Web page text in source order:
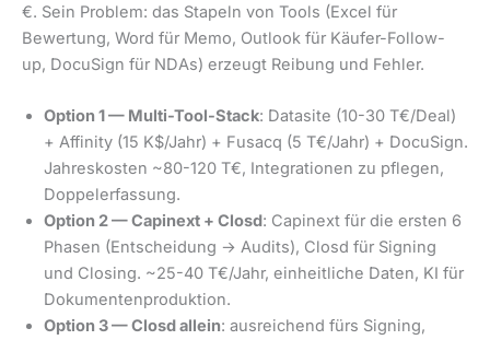
€. Sein Problem: das Stapeln von Tools (Excel für
Bewertung, Word für Memo, Outlook für Käufer-Follow-
up, DocuSign für NDAs) erzeugt Reibung und Fehler.
Option 1 — Multi-Tool-Stack: Datasite (10-30 T€/Deal)
+ Affinity (15 K$/Jahr) + Fusacq (5 T€/Jahr) + DocuSign.
Jahreskosten ~80-120 T€, Integrationen zu pflegen,
Doppelerfassung.
Option 2 — Capinext + Closd: Capinext für die ersten 6
Phasen (Entscheidung → Audits), Closd für Signing
und Closing. ~25-40 T€/Jahr, einheitliche Daten, KI für
Dokumentenproduktion.
Option 3 — Closd allein: ausreichend fürs Signing,